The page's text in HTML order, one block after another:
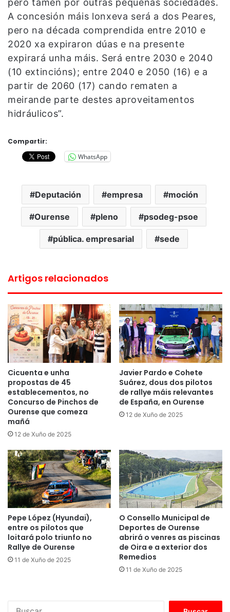
pero tamén por outras pequenas sociedades.
A concesión máis lonxeva será a dos Peares,
pero na década comprendida entre 2010 e
2020 xa expiraron dúas e na presente
expirará unha máis. Será entre 2030 e 2040
(10 extincións); entre 2040 e 2050 (16) e a
partir de 2060 (17) cando rematen a
meirande parte destes aproveitamentos
hidráulicos”.
Compartir:
WhatsApp
Deputación empresa moción
Ourense pleno psodeg-psoe
pública. empresarial sede
Artigos relacionados
Cicuenta e unha
propostas de 45
establecementos, no
Concurso de Pinchos de
Ourense que comeza
mañá
12 de Xuño de 2025
Javier Pardo e Cohete
Suárez, dous dos pilotos
de rallye máis relevantes
de España, en Ourense
12 de Xuño de 2025
Pepe López (Hyundai),
entre os pilotos que
loitará polo triunfo no
Rallye de Ourense
11 de Xuño de 2025
O Consello Municipal de
Deportes de Ourense
abrirá o venres as piscinas
de Oira e a exterior dos
Remedios
11 de Xuño de 2025